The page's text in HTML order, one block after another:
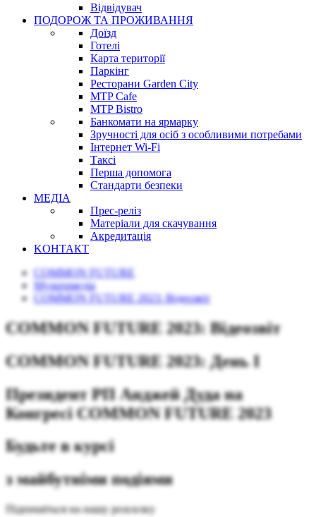
Відвідувач
ПОДОРОЖ ТА ПРОЖИВАННЯ
Доїзд
Готелі
Карта території
Паркінг
Ресторани Garden City
MTP Cafe
MTP Bistro
Банкомати на ярмарку
Зручності для осіб з особливими потребами
Інтернет Wi-Fi
Таксі
Перша допомога
Стандарти безпеки
МЕДІА
Прес-реліз
Матеріали для скачування
Акредитація
KОНТАКТ
COMMON FUTURE
Mультимедіа
COMMON FUTURE 2023: Відеозвіт
COMMON FUTURE 2023: Відеозвіт
COMMON FUTURE 2023: День І
Президент РП Анджей Дуда на
Конгресі COMMON FUTURE 2023
Будьте в курсі
з майбутніми подіями
Підпишіться на нашу розсилку